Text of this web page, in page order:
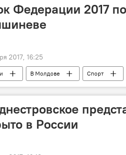
Федерации 2017
2017, 16:25
В Молдове Спорт
федерация тенниса
Кубок
в России